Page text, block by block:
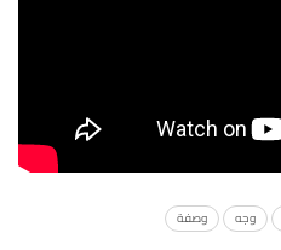
وجه وصفة